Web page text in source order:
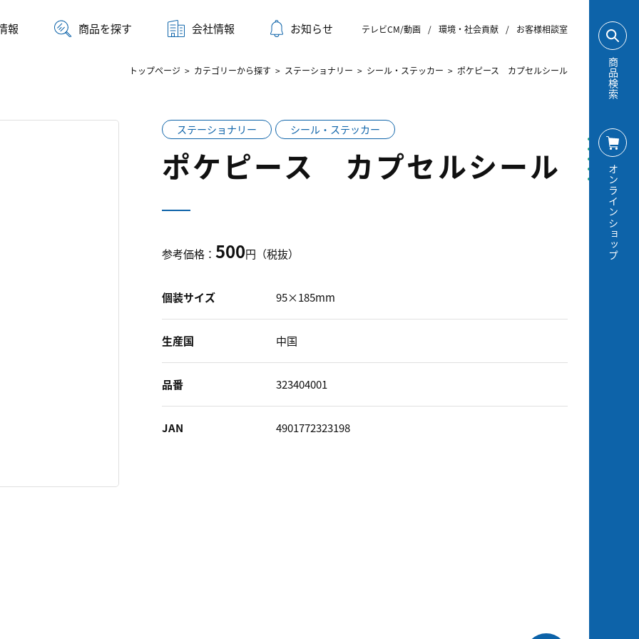
報 商品を探す 会社情報 お知らせ テレビCM/動画 / 環境・社会貢献 / お客様相談室
トップページ > カテゴリーから探す > ステーショナリー > シール・ステッカー > ポケピース カプセルシール
ステーショナリー シール・ステッカー
ポケピース カプセルシール
参考価格： 500円（税抜）
個装サイズ 95×185mm
生産国 中国
品番 323404001
JAN 4901772323198
商品検索
オンラインショップ